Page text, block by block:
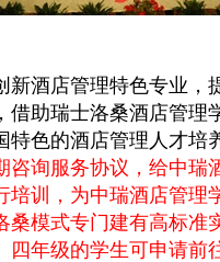
店管理特色专业，提
借助瑞士洛桑酒店管理
特色的酒店管理人才培
咨询服务协议，给中瑞
培训，为中瑞酒店管理
桑模式专门建有高标准
四年级的学生可申请前